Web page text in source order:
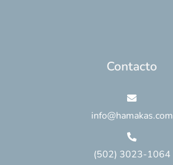
Contacto
info@hamakas.com
(502) 3023-1064